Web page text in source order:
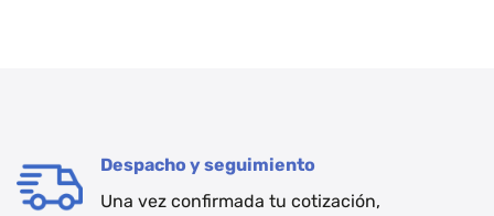
Despacho y seguimiento
Una vez confirmada tu cotización,